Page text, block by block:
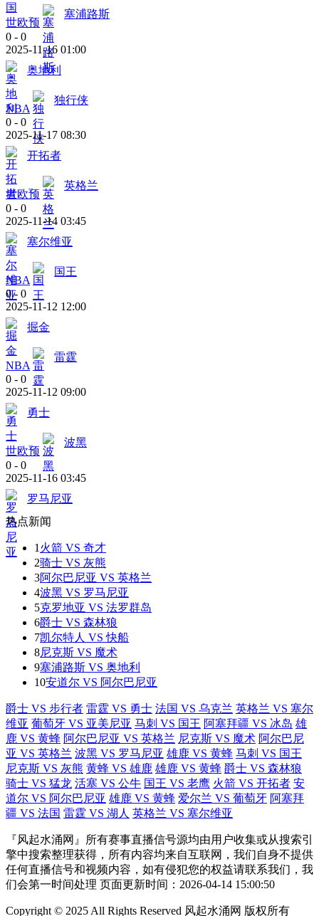
世欧预
塞浦路斯
0 - 0
2025-11-16 01:00
奥地利
NBA
独行侠
0 - 0
2025-11-17 08:30
开拓者
世欧预
英格兰
0 - 0
2025-11-14 03:45
塞尔维亚
NBA
国王
0 - 0
2025-11-12 12:00
掘金
NBA
雷霆
0 - 0
2025-11-12 09:00
勇士
世欧预
波黑
0 - 0
2025-11-16 03:45
罗马尼亚
热点新闻
1 火箭 VS 奇才
2骑士 VS 灰熊
3阿尔巴尼亚 VS 英格兰
4波黑 VS 罗马尼亚
5克罗地亚 VS 法罗群岛
6爵士 VS 森林狼
7凯尔特人 VS 快船
8尼克斯 VS 魔术
9塞浦路斯 VS 奥地利
10安道尔 VS 阿尔巴尼亚
爵士 VS 步行者 雷霆 VS 勇士 法国 VS 乌克兰 英格兰 VS 塞尔
维亚 葡萄牙 VS 亚美尼亚 马刺 VS 国王 阿塞拜疆 VS 冰岛 雄
鹿 VS 黄蜂 阿尔巴尼亚 VS 英格兰 尼克斯 VS 魔术 阿尔巴尼
亚 VS 英格兰 波黑 VS 罗马尼亚 雄鹿 VS 黄蜂 马刺 VS 国王
尼克斯 VS 灰熊 黄蜂 VS 雄鹿 雄鹿 VS 黄蜂 爵士 VS 森林狼
骑士 VS 猛龙 活塞 VS 公牛 国王 VS 老鹰 火箭 VS 开拓者 安
道尔 VS 阿尔巴尼亚 雄鹿 VS 黄蜂 爱尔兰 VS 葡萄牙 阿塞拜
疆 VS 法国 雷霆 VS 湖人 英格兰 VS 塞尔维亚
『风起水涌网』所有赛事直播信号源均由用户收集或从搜索引
擎中搜索整理获得，所有内容均来自互联网，我们自身不提供
任何直播信号和视频内容，如有侵犯您的权益请联系我们，我
们会第一时间处理 页面更新时间：2026-04-14 15:00:50
Copyright © 2025 All Rights Reserved 风起水涌网 版权所有